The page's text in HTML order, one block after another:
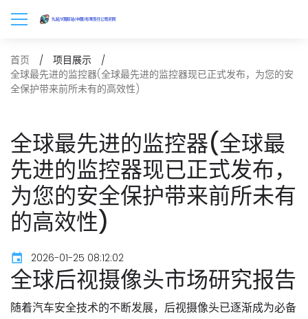
首页
项目展示
全球最先进的监控器(全球最先进的监控器现已正式发布，为您的安
全保护带来前所未有的高效性)
全球最先进的监控器(全球最
先进的监控器现已正式发布，
为您的安全保护带来前所未有
的高效性)
2026-01-25 08:12:02
全球后视摄像头市场研究报告
随着汽车安全技术的不断发展，后视摄像头已逐渐成为必备